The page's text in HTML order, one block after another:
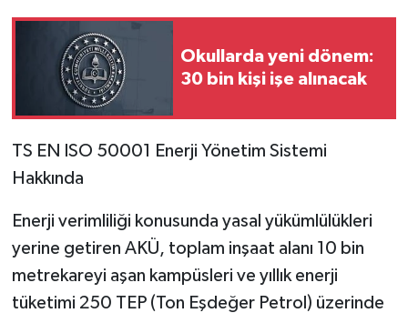
Okullarda yeni dönem:
30 bin kişi işe alınacak
TS EN ISO 50001 Enerji Yönetim Sistemi
Hakkında
Enerji verimliliği konusunda yasal yükümlülükleri
yerine getiren AKÜ, toplam inşaat alanı 10 bin
metrekareyi aşan kampüsleri ve yıllık enerji
tüketimi 250 TEP (Ton Eşdeğer Petrol) üzerinde